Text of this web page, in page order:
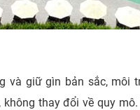
và giữ gìn bản sắc, môi
thay đổi về quy